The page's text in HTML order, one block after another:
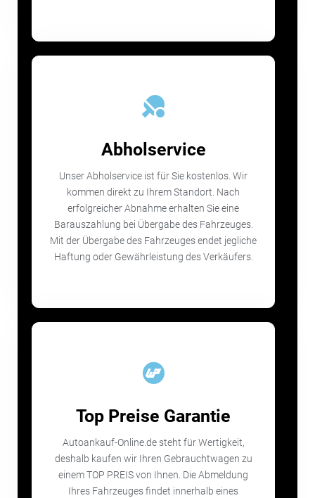
Abholservice
Unser Abholservice ist für Sie kostenlos. Wir
kommen direkt zu Ihrem Standort. Nach
erfolgreicher Abnahme erhalten Sie eine
Barauszahlung bei Übergabe des Fahrzeuges.
Mit der Übergabe des Fahrzeuges endet jegliche
Haftung oder Gewährleistung des Verkäufers.
Top Preise Garantie
Autoankauf-Online.de steht für Wertigkeit,
deshalb kaufen wir Ihren Gebrauchtwagen zu
einem TOP PREIS von Ihnen. Die Abmeldung
Ihres Fahrzeuges findet innerhalb eines